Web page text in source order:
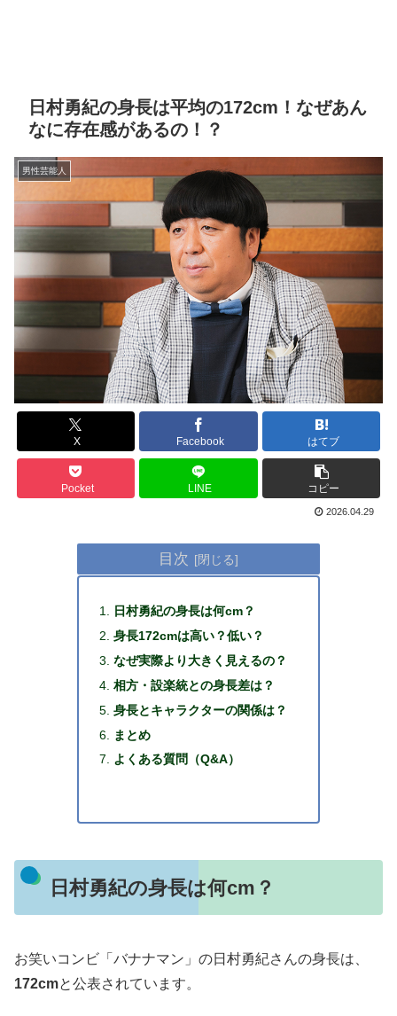
日村勇紀の身長は平均の172cm！なぜあん
なに存在感があるの！？
男性芸能人
X Facebook はてブ
Pocket LINE コピー
2026.04.29
目次
日村勇紀の身長は何cm？
身長172cmは高い？低い？
なぜ実際より大きく見えるの？
相方・設楽統との身長差は？
身長とキャラクターの関係は？
まとめ
よくある質問（Q&A）
日村勇紀の身長は何cm？
お笑いコンビ「バナナマン」の日村勇紀さんの身長は、
172cmと公表されています。